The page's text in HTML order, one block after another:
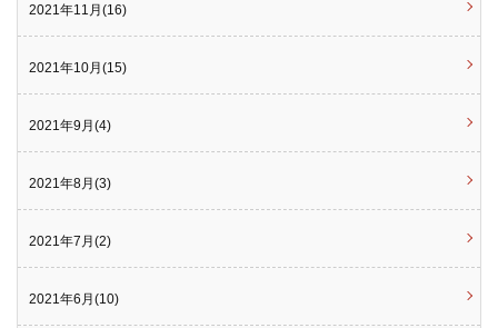
2021年11月(16)
2021年10月(15)
2021年9月(4)
2021年8月(3)
2021年7月(2)
2021年6月(10)